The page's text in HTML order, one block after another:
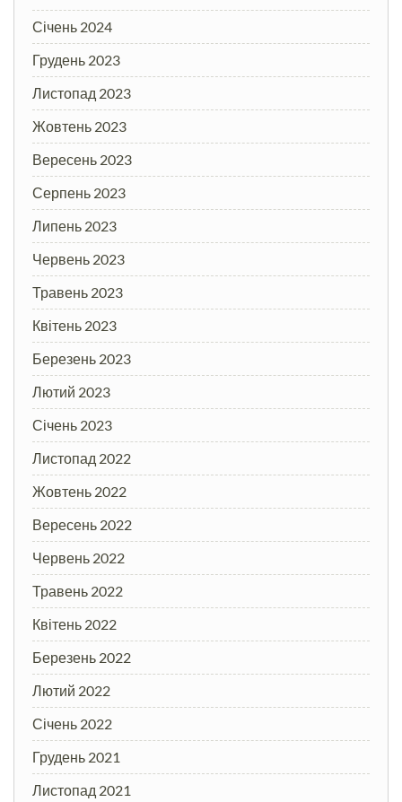
Січень 2024
Грудень 2023
Листопад 2023
Жовтень 2023
Вересень 2023
Серпень 2023
Липень 2023
Червень 2023
Травень 2023
Квітень 2023
Березень 2023
Лютий 2023
Січень 2023
Листопад 2022
Жовтень 2022
Вересень 2022
Червень 2022
Травень 2022
Квітень 2022
Березень 2022
Лютий 2022
Січень 2022
Грудень 2021
Листопад 2021